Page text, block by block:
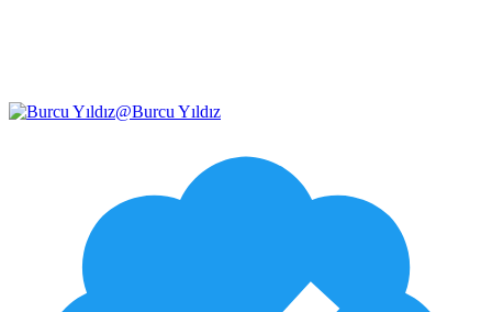
@Burcu Yıldız